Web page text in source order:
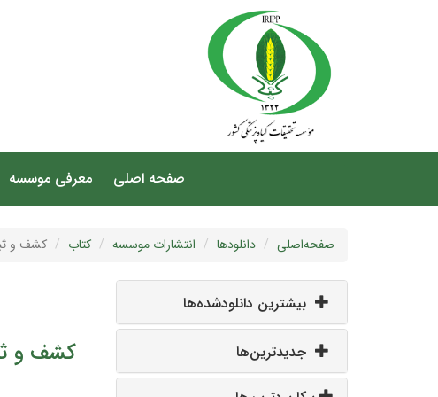
صفحه اصلی معرفی موسسه
صفحه‌اصلی دانلودها انتشارات موسسه کتاب کشف و
کشف و
بیشترین دانلودشده‌ها
جدیدترین‌ها